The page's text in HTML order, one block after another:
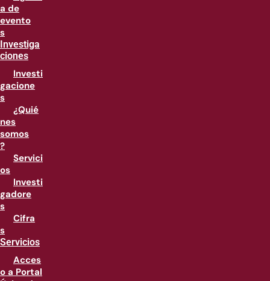
a de
evento
s
Investiga
ciones
Investi
gacione
s
¿Quié
nes
somos
?
Servici
os
Investi
gadore
s
Cifra
s
Servicios
Acces
o a Portal